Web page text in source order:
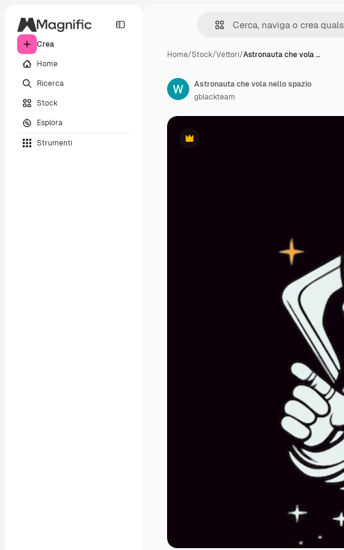
Crea
Home
Ricerca
Stock
Esplora
Strumenti
Home/Stock/Vettori/Astronauta che vola …
Premium
Astronauta che vola nello spazio
gblackteam